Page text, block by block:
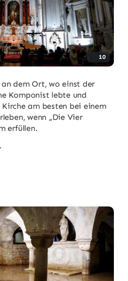
10
dem Ort, wo einst der
Komponist lebte und
am besten bei einem
wenn „Die Vier
erfüllen.